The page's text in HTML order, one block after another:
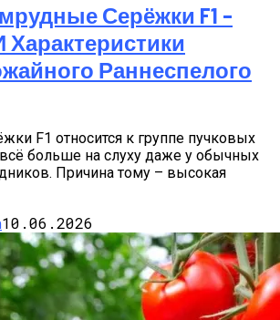
Серёжки F1 –
Раннеспелого
F1 относится к группе пучковых
больше на слуху даже у обычных
Причина тому – высокая
10.06.2026